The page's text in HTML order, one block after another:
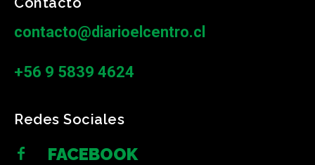
contacto@diarioelcentro.cl
+56 9 5839 4624
Redes Sociales
FACEBOOK